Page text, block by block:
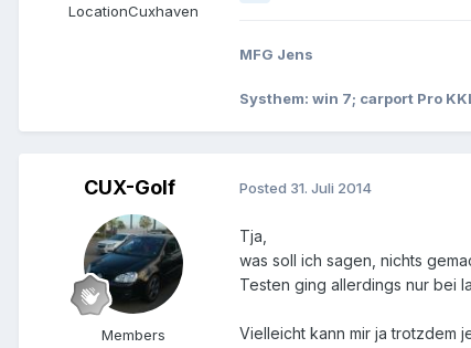
LocationCuxhaven
MFG Jens
Systhem: win 7; carport Pro
CUX-Golf
Members
Posted 31. Juli 2014
Tja,
was soll ich sagen, nichts
Testen ging allerdings nur bei
Vielleicht kann mir ja trotzdem